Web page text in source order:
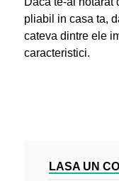
pliabil in casa ta,
cateva dintre ele
caracteristici.
LASA UN